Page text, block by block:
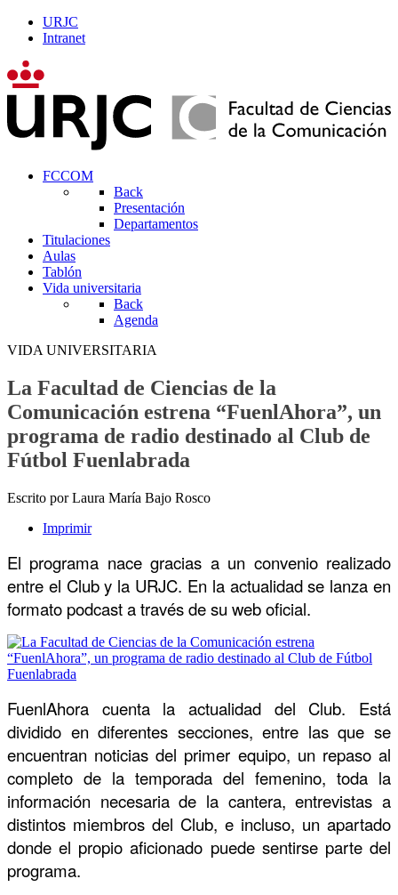
URJC
Intranet
FCCOM
Back
Presentación
Departamentos
Titulaciones
Aulas
Tablón
Vida universitaria
Back
Agenda
VIDA UNIVERSITARIA
La Facultad de Ciencias de la
Comunicación estrena “FuenlAhora”, un
programa de radio destinado al Club de
Fútbol Fuenlabrada
Escrito por Laura María Bajo Rosco
Imprimir
El programa nace gracias a un convenio realizado
entre el Club y la URJC. En la actualidad se lanza en
formato podcast a través de su web oficial.
FuenlAhora cuenta la actualidad del Club. Está
dividido en diferentes secciones, entre las que se
encuentran noticias del primer equipo, un repaso al
completo de la temporada del femenino, toda la
información necesaria de la cantera, entrevistas a
distintos miembros del Club, e incluso, un apartado
donde el propio aficionado puede sentirse parte del
programa.